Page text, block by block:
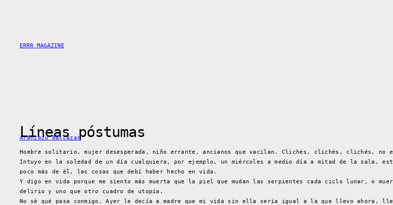
ERRR MAGAZINE
Líneas póstumas
Aránzazu Balcázar
Hombre solitario, mujer desesperada, niño errante, ancianos que vacilan. Clichés, clichés, clichés, no
Intuyo en la soledad de un día cualquiera, por ejemplo, un miércoles a medio día a mitad de la sala,
poco más de él, las cosas que debí haber hecho en vida.
Y digo en vida porque me siento más muerta que la piel que mudan las serpientes cada ciclo lunar, o
delirio y uno que otro cuadro de utopía.
No sé qué pasa conmigo. Ayer le decía a madre que mi vida sin ella sería igual a la que llevo ahora,